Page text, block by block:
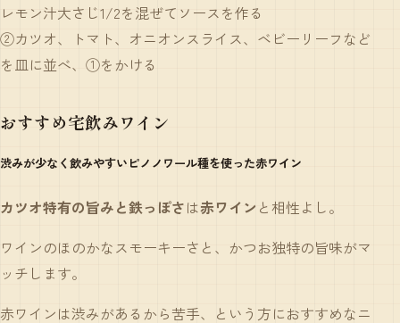
レモン汁大さじ1/2を混ぜてソースを作る
②カツオ、トマト、オニオンスライス、ベビーリーフなど
を皿に並べ、①をかける
おすすめ宅飲みワイン
渋みが少なく飲みやすいピノノワール種を使った赤ワイン
カツオ特有の旨みと鉄っぽさは赤ワイン と相性よし。
ワインのほのかなスモーキーさと、かつお独特の旨味がマ
ッチします。
赤ワインは渋みがあるから苦手、という方におすすめなニ